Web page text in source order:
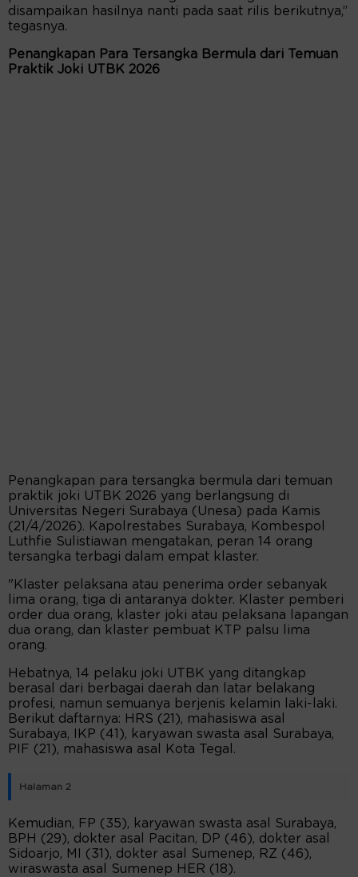
disampaikan hasilnya nanti pada saat rilis berikutnya,”
tegasnya.
Penangkapan Para Tersangka Bermula dari Temuan
Praktik Joki UTBK 2026
Penangkapan para tersangka bermula dari temuan
praktik joki UTBK 2026 yang berlangsung di
Universitas Negeri Surabaya (Unesa) pada Kamis
(21/4/2026). Kapolrestabes Surabaya, Kombespol
Luthfie Sulistiawan mengatakan, peran 14 orang
tersangka terbagi dalam empat klaster.
"Klaster pelaksana atau penerima order sebanyak
lima orang, tiga di antaranya dokter. Klaster pemberi
order dua orang, klaster joki atau pelaksana lapangan
dua orang, dan klaster pembuat KTP palsu lima
orang.
Hebatnya, 14 pelaku joki UTBK yang ditangkap
berasal dari berbagai daerah dan latar belakang
profesi, namun semuanya berjenis kelamin laki-laki.
Berikut daftarnya: HRS (21), mahasiswa asal
Surabaya, IKP (41), karyawan swasta asal Surabaya,
PIF (21), mahasiswa asal Kota Tegal.
Halaman 2
Kemudian, FP (35), karyawan swasta asal Surabaya,
BPH (29), dokter asal Pacitan, DP (46), dokter asal
Sidoarjo, MI (31), dokter asal Sumenep, RZ (46),
wiraswasta asal Sumenep HER (18).